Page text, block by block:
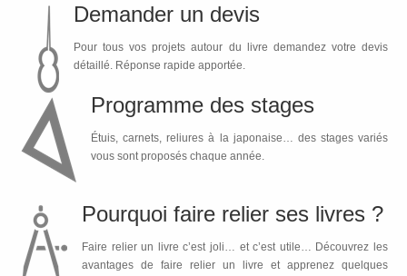
Demander un devis
Pour tous vos projets autour du livre demandez votre devis
détaillé. Réponse rapide apportée.
Programme des stages
Étuis, carnets, reliures à la japonaise… des stages variés
vous sont proposés chaque année.
Pourquoi faire relier ses livres ?
Faire relier un livre c’est joli… et c’est utile… Découvrez les
avantages de faire relier un livre et apprenez quelques